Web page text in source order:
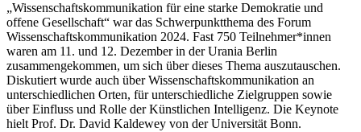
„Wissenschaftskommunikation für eine starke Demokratie und
offene Gesellschaft“ war das Schwerpunktthema des Forum
Wissenschaftskommunikation 2024. Fast 750 Teilnehmer*innen
waren am 11. und 12. Dezember in der Urania Berlin
zusammengekommen, um sich über dieses Thema auszutauschen.
Diskutiert wurde auch über Wissenschaftskommunikation an
unterschiedlichen Orten, für unterschiedliche Zielgruppen sowie
über Einfluss und Rolle der Künstlichen Intelligenz. Die Keynote
hielt Prof. Dr. David Kaldewey von der Universität Bonn.